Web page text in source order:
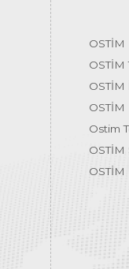
OSTİM
OSTİM
Ostim
OSTİM
OSTİM